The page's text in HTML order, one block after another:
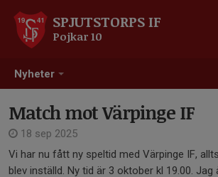
Nyheter
SPJUTSTORPS IF
Pojkar 10
Match mot Värpinge IF
18 sep 2025
Vi har nu fått ny speltid med Värpinge IF,
blev inställd. Ny tid är 3 oktober kl 19.00.